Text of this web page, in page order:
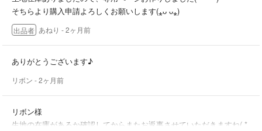
～インナーマスクについて～
どのインナーマスクにも上下にステッチを入れております。
インナーマスクは丁寧な縫製を心掛けています。
よう上下にステッチをかけています。
また、お洗濯の際はネットに入れてからお願い致します。
そちらより購入申請よろしくお願いします(⁎ᴗ ᴗ⁎)
出品者 あねり - 2ヶ月前
ありがとうございます♪
リボン - 2ヶ月前
リボン様
生地の在庫があるか確認してからまたお返事させていただきますね( *